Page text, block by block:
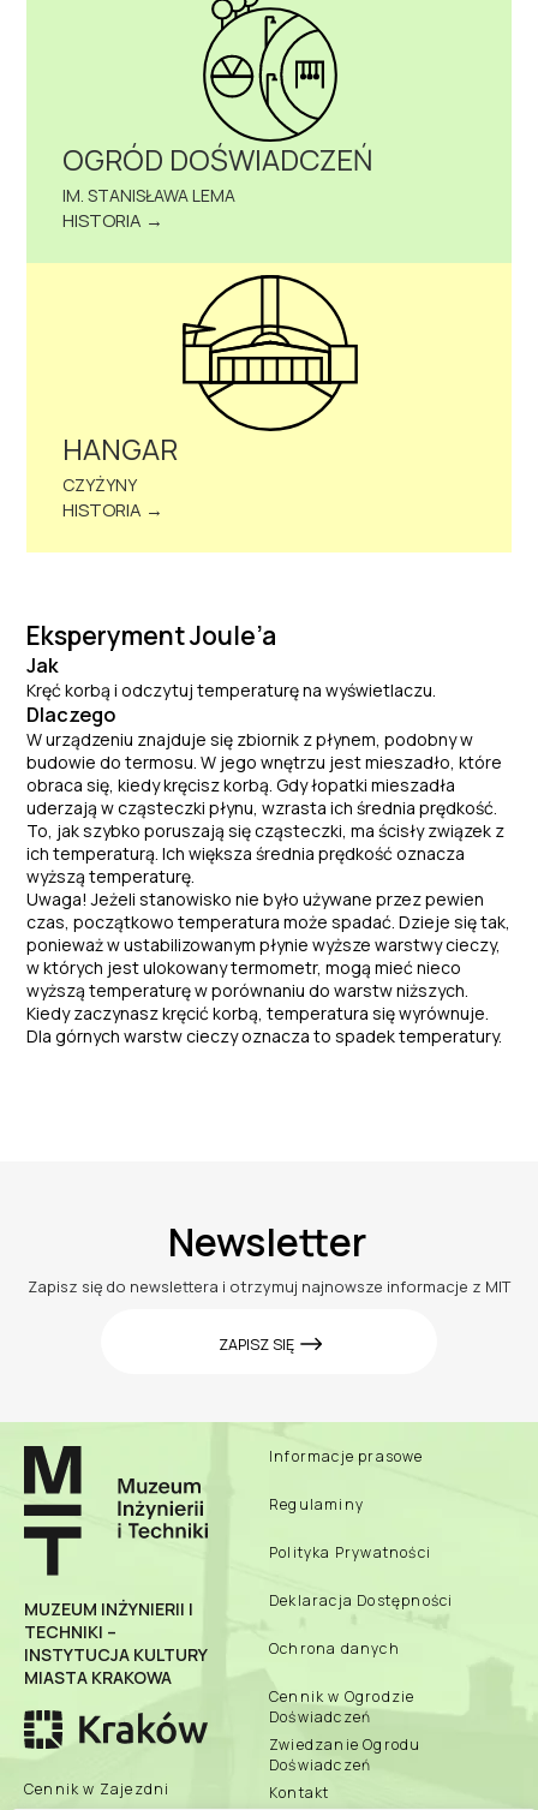
OGRÓD DOŚWIADCZEŃ
IM. STANISŁAWA LEMA
HISTORIA →
HANGAR
CZYŻYNY
HISTORIA →
Eksperyment Joule’a
Jak
Kręć korbą i odczytuj temperaturę na wyświetlaczu.
Dlaczego
W urządzeniu znajduje się zbiornik z płynem, podobny w
budowie do termosu. W jego wnętrzu jest mieszadło, które
obraca się, kiedy kręcisz korbą. Gdy łopatki mieszadła
uderzają w cząsteczki płynu, wzrasta ich średnia prędkość.
To, jak szybko poruszają się cząsteczki, ma ścisły związek z
ich temperaturą. Ich większa średnia prędkość oznacza
wyższą temperaturę.
Uwaga! Jeżeli stanowisko nie było używane przez pewien
czas, początkowo temperatura może spadać. Dzieje się tak,
ponieważ w ustabilizowanym płynie wyższe warstwy cieczy,
w których jest ulokowany termometr, mogą mieć nieco
wyższą temperaturę w porównaniu do warstw niższych.
Kiedy zaczynasz kręcić korbą, temperatura się wyrównuje.
Dla górnych warstw cieczy oznacza to spadek temperatury.
Newsletter
Zapisz się do newslettera i otrzymuj najnowsze informacje z MIT
ZAPISZ SIĘ
MUZEUM INŻYNIERII I
TECHNIKI –
INSTYTUCJA KULTURY
MIASTA KRAKOWA
Cennik w Zajezdni
Informacje prasowe
Regulaminy
Polityka Prywatności
Deklaracja Dostępności
Ochrona danych
Cennik w Ogrodzie
Doświadczeń
Zwiedzanie Ogrodu
Doświadczeń
Kontakt